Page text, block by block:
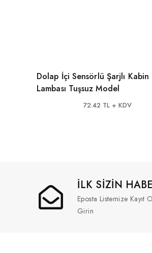
Dolap İçi Sensörlü Şarjlı Kabin
Lambası Tuşsuz Model
72.42 TL + KDV
İLK SİZİN
Eposta Listemize
Girin